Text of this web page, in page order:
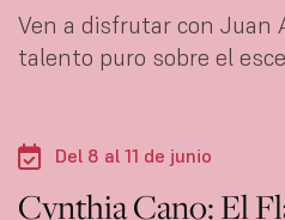
Ven a disfrutar con Juan
talento puro sobre el
Del 8 al 11 de junio
Cynthia Cano: El